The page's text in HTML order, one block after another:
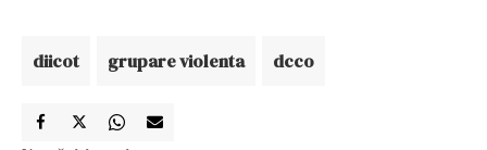
diicot grupare violenta dcco